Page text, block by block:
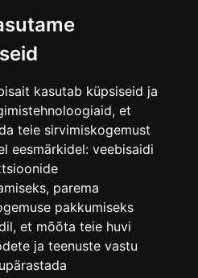
kasutab küpsiseid ja
et
teie sirvimiskogemust
eesmärkidel: veebisaidi
, parema
pakkumiseks
, et mõõta teie huvi
ja teenuste vastu
17
(+372) 610 4178